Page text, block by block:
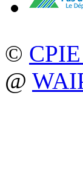
©
@